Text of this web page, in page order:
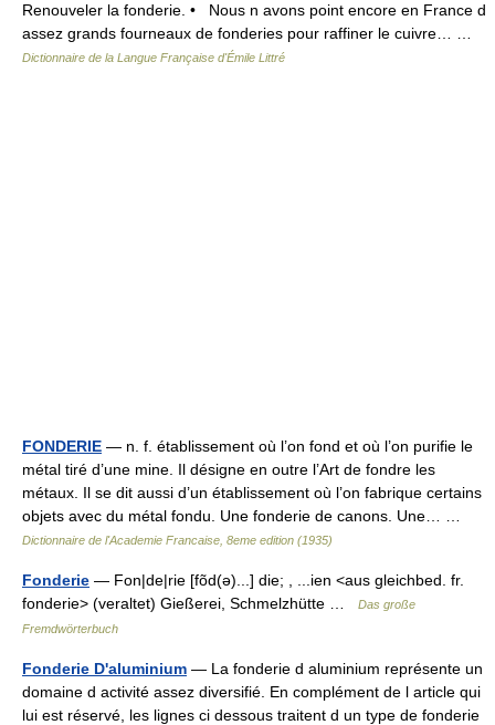
Renouveler la fonderie. • Nous n avons point encore en France d
assez grands fourneaux de fonderies pour raffiner le cuivre… …
Dictionnaire de la Langue Française d'Émile Littré
FONDERIE — n. f. établissement où l’on fond et où l’on purifie le
métal tiré d’une mine. Il désigne en outre l’Art de fondre les
métaux. Il se dit aussi d’un établissement où l’on fabrique certains
objets avec du métal fondu. Une fonderie de canons. Une… …
Dictionnaire de l'Academie Francaise, 8eme edition (1935)
Fonderie — Fon|de|rie [fõd(ə)...] die; , ...ien <aus gleichbed. fr.
fonderie> (veraltet) Gießerei, Schmelzhütte …
Das große
Fremdwörterbuch
Fonderie D'aluminium — La fonderie d aluminium représente un
domaine d activité assez diversifié. En complément de l article qui
lui est réservé, les lignes ci dessous traitent d un type de fonderie